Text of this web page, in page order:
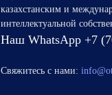
казахстанским и
интеллектуальной
Наш WhatsApp +7
Свяжитесь с нами: